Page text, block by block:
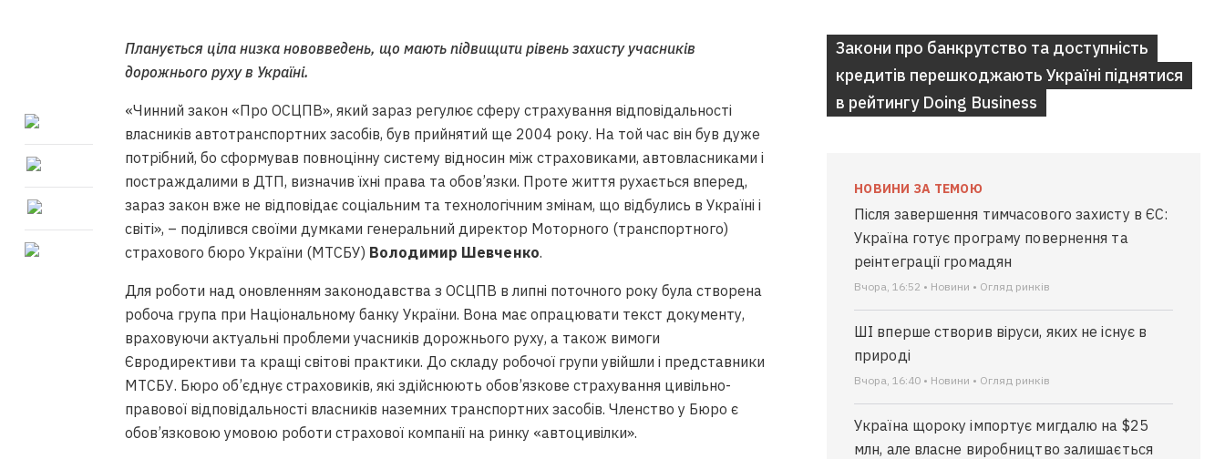
Планується ціла низка нововведень, що мають підвищити рівень захисту учасників
дорожнього руху в Україні.
«Чинний закон «Про ОСЦПВ», який зараз регулює сферу страхування відповідальності
власників автотранспортних засобів, був прийнятий ще 2004 року. На той час він був дуже
потрібний, бо сформував повноцінну систему відносин між страховиками, автовласниками і
постраждалими в ДТП, визначив їхні права та обов’язки. Проте життя рухається вперед,
зараз закон вже не відповідає соціальним та технологічним змінам, що відбулись в Україні і
світі», – поділився своїми думками генеральний директор Моторного (транспортного)
страхового бюро України (МТСБУ) Володимир Шевченко.
Для роботи над оновленням законодавства з ОСЦПВ в липні поточного року була створена
робоча група при Національному банку України. Вона має опрацювати текст документу,
враховуючи актуальні проблеми учасників дорожнього руху, а також вимоги
Євродирективи та кращі світові практики. До складу робочої групи увійшли і представники
МТСБУ. Бюро об’єднує страховиків, які здійснюють обов’язкове страхування цивільно-
правової відповідальності власників наземних транспортних засобів. Членство у Бюро є
обов’язковою умовою роботи страхової компанії на ринку «автоцивілки».
Закони про банкрутство та доступність
кредитів перешкоджають Україні піднятися
в рейтингу Doing Business
НОВИНИ ЗА ТЕМОЮ
Після завершення тимчасового захисту в ЄС:
Україна готує програму повернення та
реінтеграції громадян
Вчора, 16:52 • Новини • Огляд ринків
ШІ вперше створив віруси, яких не існує в
природі
Вчора, 16:40 • Новини • Огляд ринків
Україна щороку імпортує мигдалю на $25
млн, але власне виробництво залишається